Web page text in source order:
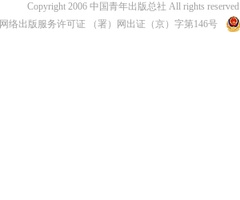
Copyright 2006 中国青年出版总社 All rights reserved
网络出版服务许可证 （署）网出证（京）字第146号